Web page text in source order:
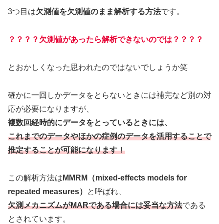
3つ目は欠測値を欠測値のまま解析する方法です。
？？？？欠測値があったら解析できないのでは？？？？
とおかしくなった思われたのではないでしょうか笑
確かに一回しかデータをとらないときには補完など別の対
応が必要になりますが、
複数回経時的にデータをとっているときには、
これまでのデータやほかの症例のデータを活用することで
推定することが可能になります！
この解析方法は MMRM（mixed-effects models for
repeated measures）
と呼ばれ、
欠測メカニズムがMARである場合には妥当な方法である
とされています。